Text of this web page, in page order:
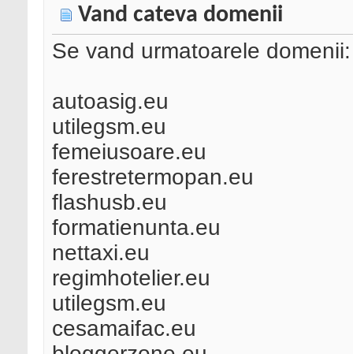
Vand cateva domenii
Se vand urmatoarele domenii:
autoasig.eu
utilegsm.eu
femeiusoare.eu
ferestretermopan.eu
flashusb.eu
formatienunta.eu
nettaxi.eu
regimhotelier.eu
utilegsm.eu
cesamaifac.eu